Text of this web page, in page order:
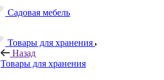
Садовая мебель
Товары для хранения
Назад
Товары для хранения